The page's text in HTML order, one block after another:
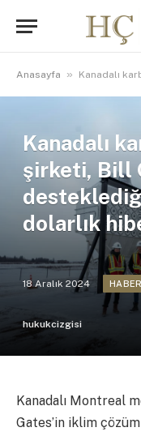
Anasayfa » Kanadalı karbonla
Kanadalı
şirketi, Bill
dolarlık
18 Aralık 2024
hukukcizgisi
Kanadalı Montreal
Gates’in iklim